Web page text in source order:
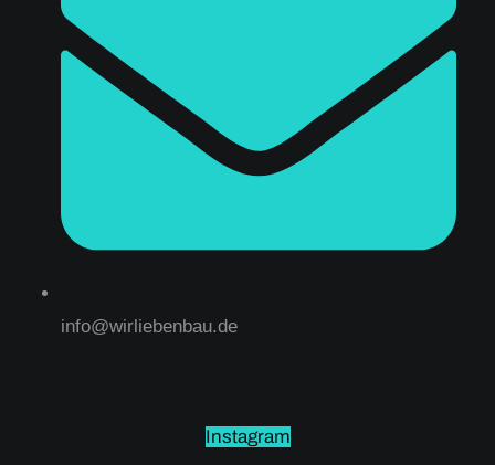
info@wirliebenbau.de
Instagram